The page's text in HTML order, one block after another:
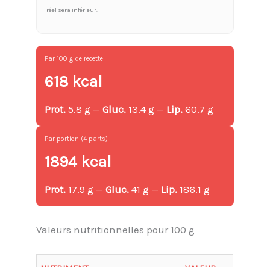
réel sera inférieur.
Par 100 g de recette
618 kcal
Prot. 5.8 g —Gluc. 13.4 g — Lip. 60.7 g
Par portion (4 parts)
1894 kcal
Prot. 17.9 g —Gluc. 41 g — Lip. 186.1 g
Valeurs nutritionnelles pour 100 g